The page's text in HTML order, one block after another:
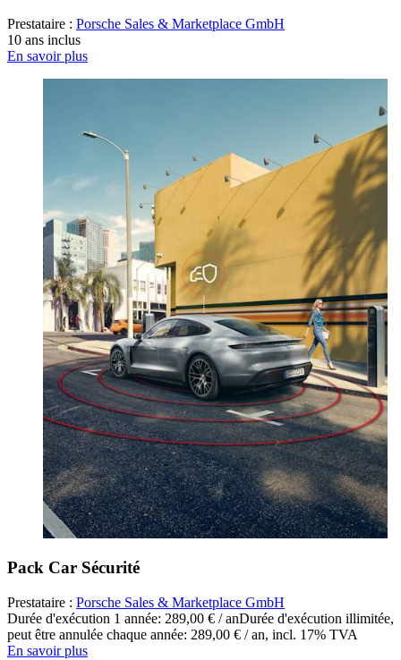
Prestataire : Porsche Sales & Marketplace GmbH
10 ans inclus
En savoir plus
Pack Car Sécurité
Prestataire : Porsche Sales & Marketplace GmbH
Durée d'exécution 1 année: 289,00 € / anDurée d'exécution illimitée,
peut être annulée chaque année: 289,00 € / an, incl. 17% TVA
En savoir plus